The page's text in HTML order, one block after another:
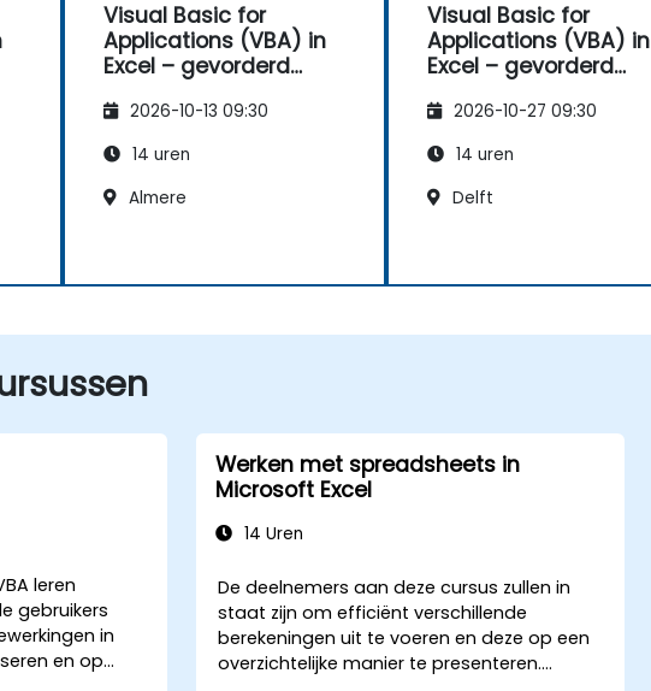
Visual Basic for
Applications (VBA) in
Excel – gevorderd
2026-10-13 09:30
14 uren
Almere
Visual Basic for
Applications (VBA) in
Excel – gevorderd
2026-10-27 09:30
14 uren
Delft
leren
gebruikers
in
en op
Werken met spreadsheets in
Microsoft Excel
14 Uren
De deelnemers aan deze cursus zullen in
staat zijn om efficiënt verschillende
berekeningen uit te voeren en deze op een
overzichtelijke manier te presenteren.